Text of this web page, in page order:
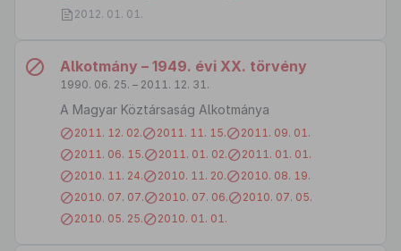
2012. 01. 01.
Alkotmány – 1949. évi XX. törvény
1990. 06. 25. – 2011. 12. 31.
A Magyar Köztársaság Alkotmánya
2011. 12. 02. 2011. 11. 15.
2011. 09. 01.
2011. 06. 15.
2011. 01. 02.
2011. 01. 01.
2010. 11. 24.
2010. 11. 20.
2010. 08. 19.
2010. 07. 07.
2010. 07. 06.
2010. 07. 05.
2010. 05. 25.
2010. 01. 01.